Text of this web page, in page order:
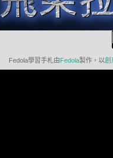
Fedola學習手札由Fedola製作，以創